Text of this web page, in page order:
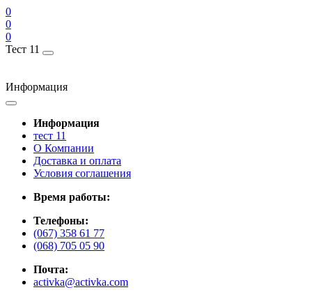
0
0
0
Тест 11
Информация
Информация
тест 11
О Компании
Доставка и оплата
Условия соглашения
Время работы:
Телефоны:
(067) 358 61 77
(068) 705 05 90
Почта:
activka@activka.com